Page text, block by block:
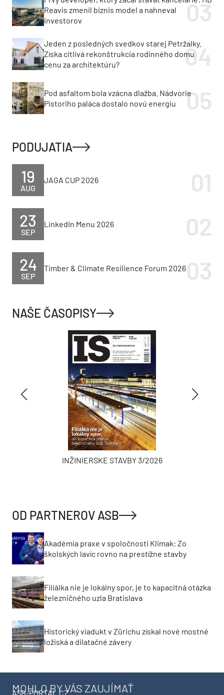
Reavis zmenil biznis model a nahneval
investorov
Jeden z posledných svedkov starej Petržalky.
Získa citlivá rekonštrukcia rodinného domu
cenu za architektúru?
Pod asfaltom bola vzácna dlažba. Nádvorie
Pistoriho paláca dostalo novú energiu
PODUJATIA
AUG
19 JAGA CUP 2026
SEP
23 LinkedIn Menu 2026
SEP
24 Timber & Climate Resilience Forum 2026
NAŠE ČASOPISY
INŽINIERSKE STAVBY 3/2026
OD PARTNEROV ASB
Akadémia praxe v spoločnosti Klimak: Zo
školských lavíc rovno na prestížne stavby
Filiálka nie je lokálny spor, je to kapacitná otázka
železničného uzla Bratislava
Historický viadukt v Zürichu získal nové mostné
ložiská a dilatačné závery
MOHLO BY VÁS ZAUJÍMAŤ
ASB-PORTAL.CZ